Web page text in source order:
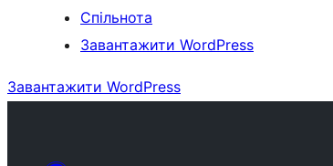
Спільнота
Завантажити WordPress
Завантажити WordPress